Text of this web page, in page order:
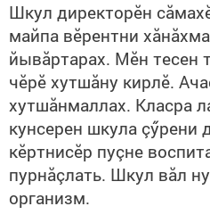
Шкул директорӗн
майпа вӗрентни
йывăртарах. Мӗн тесен
чӗрӗ хутшăну кирлӗ.
хутшăнмаллах. Класра
кунсерен шкула çӳрени
кӗртнисӗр пуçне
пурнăçлать. Шкул вăл
организм.